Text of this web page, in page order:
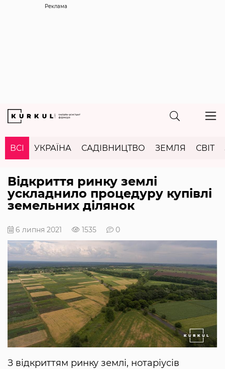
Реклама
ВСІ УКРАЇНА САДІВНИЦТВО ЗЕМЛЯ СВІТ
Відкриття ринку землі
ускладнило процедуру купівлі
земельних ділянок
6 липня 2021 1535 0
З відкриттям ринку землі, нотаріусів